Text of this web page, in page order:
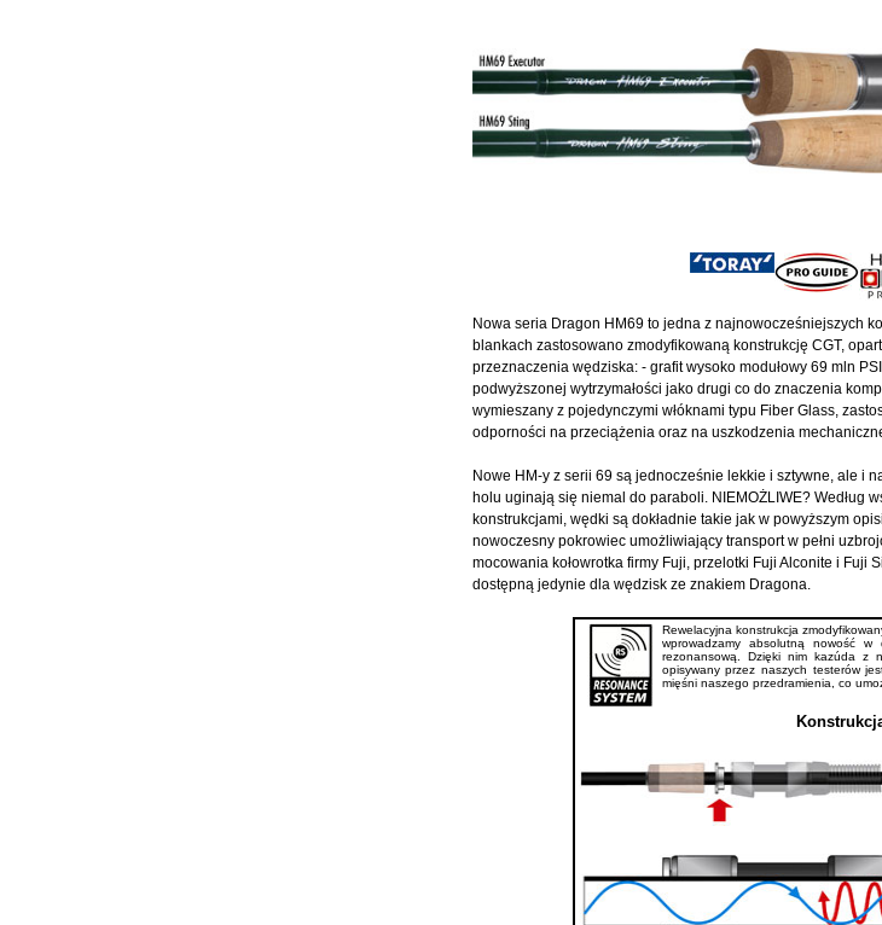
Nowa seria Dragon HM69 to jedna z najnowocześniejszych
blankach zastosowano zmodyfikowaną konstrukcję CGT,
przeznaczenia wędziska: - grafit wysoko modułowy 69 mln
podwyższonej wytrzymałości jako drugi co do znaczenia
wymieszany z pojedynczymi włóknami typu Fiber Glass,
odporności na przeciążenia oraz na uszkodzenia
Nowe HM-y z serii 69 są jednocześnie lekkie i sztywne, ale i
holu uginają się niemal do paraboli. NIEMOŻLIWE? Według
konstrukcjami, wędki są dokładnie takie jak w powyższym
nowoczesny pokrowiec umożliwiający transport w pełni
mocowania kołowrotka firmy Fuji, przelotki Fuji Alconite i Fuji
dostępną jedynie dla wędzisk ze znakiem Dragona.
Rewelacyjna konstrukcja
wprowadzamy absolutną nowość
rezonansową. Dzięki nim kazúda z
opisywany przez naszych testerów
mięśni naszego przedramienia, co